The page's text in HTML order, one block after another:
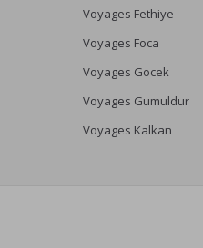
Voyages Fethiye
Voyages Foca
Voyages Gocek
Voyages Gumuldur
Voyages Kalkan